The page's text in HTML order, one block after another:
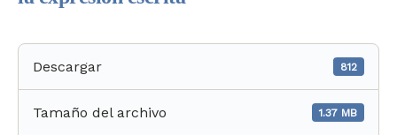
Descargar 812
Tamaño del archivo 1.37 MB